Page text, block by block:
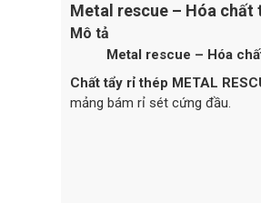
Metal rescue – Hóa chất
Mô tả
Metal rescue – Hóa
Chất tẩy rỉ thép METAL
mảng bám rỉ sét cứng đầu.